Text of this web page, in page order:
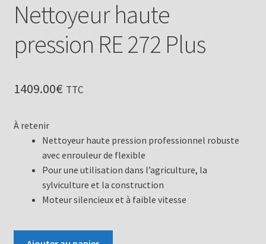
Nettoyeur haute
pression RE 272 Plus
1409.00€ TTC
À retenir
Nettoyeur haute pression professionnel robuste
avec enrouleur de flexible
Pour une utilisation dans l’agriculture, la
sylviculture et la construction
Moteur silencieux et à faible vitesse